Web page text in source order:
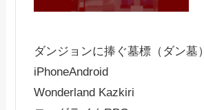
ダンジョンに捧ぐ墓標（ダン墓）
iPhoneAndroid
Wonderland Kazkiri